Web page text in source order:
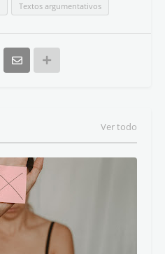
Textos argumentativos
Ver todo